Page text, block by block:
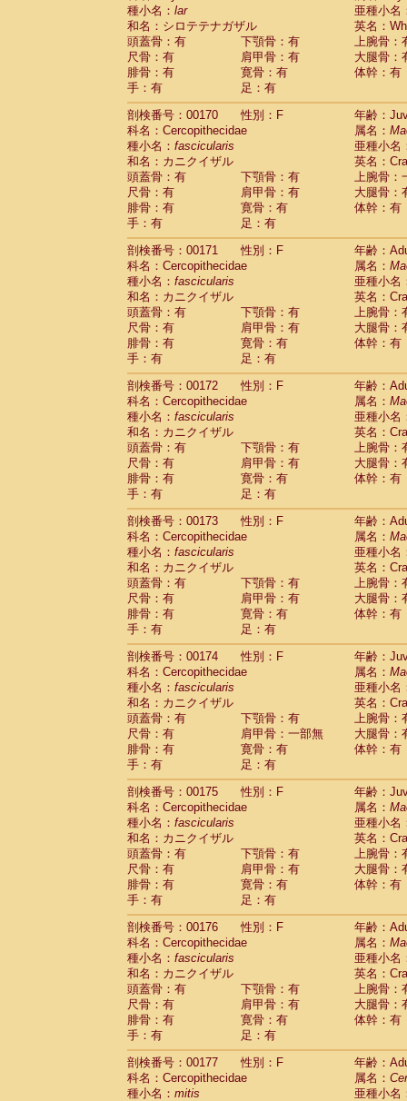
種小名： lar
亜種小名
和名：シロテテナガザル
英名：
頭蓋骨：有
下顎骨：有
上腕骨：
尺骨：有
肩甲骨：有
大腿骨：
腓骨：有
寛骨：有
体幹：有
手：有
足：有
剖検番号：00170
性別：F
年齢：
科名：Cercopithecidae
属名：
種小名： fascicularis
亜種小名
和名：カニクイザル
英名：
頭蓋骨：有
下顎骨：有
上腕骨：
尺骨：有
肩甲骨：有
大腿骨：
腓骨：有
寛骨：有
体幹：有
手：有
足：有
剖検番号：00171
性別：F
年齢：
科名：Cercopithecidae
属名：
種小名： fascicularis
亜種小名
和名：カニクイザル
英名：
頭蓋骨：有
下顎骨：有
上腕骨：
尺骨：有
肩甲骨：有
大腿骨：
腓骨：有
寛骨：有
体幹：有
手：有
足：有
剖検番号：00172
性別：F
年齢：
科名：Cercopithecidae
属名：
種小名： fascicularis
亜種小名
和名：カニクイザル
英名：
頭蓋骨：有
下顎骨：有
上腕骨：
尺骨：有
肩甲骨：有
大腿骨：
腓骨：有
寛骨：有
体幹：有
手：有
足：有
剖検番号：00173
性別：F
年齢：
科名：Cercopithecidae
属名：
種小名： fascicularis
亜種小名
和名：カニクイザル
英名：
頭蓋骨：有
下顎骨：有
上腕骨：
尺骨：有
肩甲骨：有
大腿骨：
腓骨：有
寛骨：有
体幹：有
手：有
足：有
剖検番号：00174
性別：F
年齢：
科名：Cercopithecidae
属名：
種小名： fascicularis
亜種小名
和名：カニクイザル
英名：
頭蓋骨：有
下顎骨：有
上腕骨：
尺骨：有
肩甲骨：一部無
大腿骨：
腓骨：有
寛骨：有
体幹：有
手：有
足：有
剖検番号：00175
性別：F
年齢：
科名：Cercopithecidae
属名：
種小名： fascicularis
亜種小名
和名：カニクイザル
英名：
頭蓋骨：有
下顎骨：有
上腕骨：
尺骨：有
肩甲骨：有
大腿骨：
腓骨：有
寛骨：有
体幹：有
手：有
足：有
剖検番号：00176
性別：F
年齢：
科名：Cercopithecidae
属名：
種小名： fascicularis
亜種小名
和名：カニクイザル
英名：
頭蓋骨：有
下顎骨：有
上腕骨：
尺骨：有
肩甲骨：有
大腿骨：
腓骨：有
寛骨：有
体幹：有
手：有
足：有
剖検番号：00177
性別：F
年齢：
科名：Cercopithecidae
属名：
種小名： mitis
亜種小名